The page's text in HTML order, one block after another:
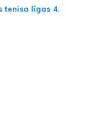
tenisa līgas 4.